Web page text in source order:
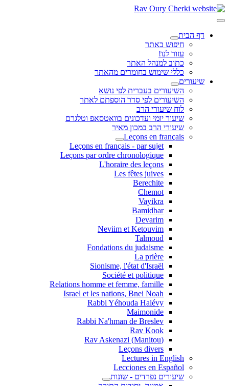
דף הבית
חיפוש באתר
עזור לנו!
כתוב למנהל האתר
כללי שימוש בחומרים מהאתר
שיעורים
השיעורים בעברית לפי נושא
השיעורים לפי סדר הוספתם לאתר
לוח שיעורי הרב
שיעור יומי ועדכונים בוואטסאפ וטלגרם
שיעורי הרב במכון מאיר
Leçons en français
Leçons en français - par sujet
Leçons par ordre chronologique
L'horaire des leçons
Les fêtes juives
Berechite
Chemot
Vayikra
Bamidbar
Devarim
Neviim et Ketouvim
Talmoud
Fondations du judaisme
La prière
Sionisme, l'état d'Israël
Société et politique
Relations homme et femme, famille
Israel et les nations, Bnei Noah
Rabbi Yéhouda Halévy
Maimonide
Rabbi Na'hman de Breslev
Rav Kook
(Rav Askenazi (Manitou
Leçons divers
Lectures in English
Lecciones en Español
שיעורים נפרדים - שונות